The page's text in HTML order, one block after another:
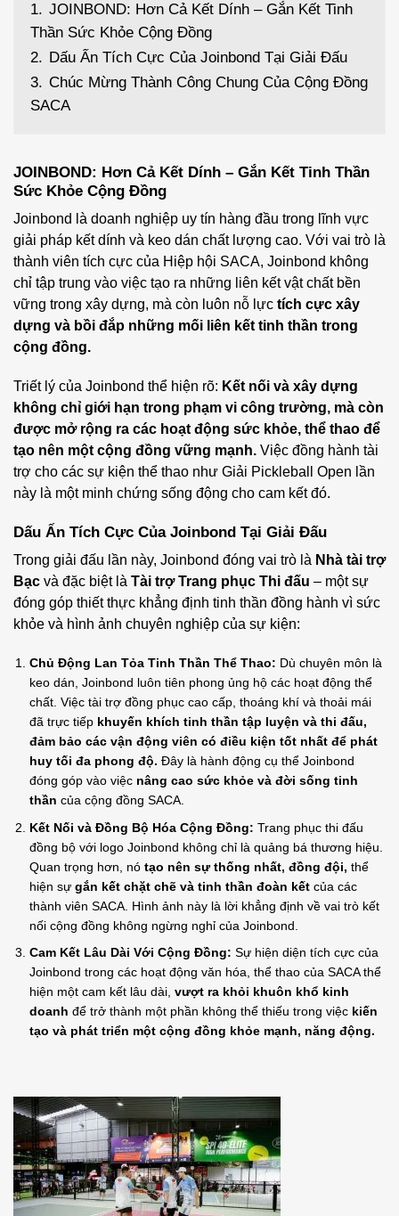
1. JOINBOND: Hơn Cả Kết Dính – Gắn Kết Tinh
Thần Sức Khỏe Cộng Đồng
2. Dấu Ấn Tích Cực Của Joinbond Tại Giải Đấu
3. Chúc Mừng Thành Công Chung Của Cộng Đồng
SACA
JOINBOND: Hơn Cả Kết Dính – Gắn Kết Tinh Thần
Sức Khỏe Cộng Đồng
Joinbond là doanh nghiệp uy tín hàng đầu trong lĩnh vực
giải pháp kết dính và keo dán chất lượng cao. Với vai trò là
thành viên tích cực của Hiệp hội SACA, Joinbond không
chỉ tập trung vào việc tạo ra những liên kết vật chất bền
vững trong xây dựng, mà còn luôn nỗ lực tích cực xây
dựng và bồi đắp những mối liên kết tinh thần trong
cộng đồng.
Triết lý của Joinbond thể hiện rõ: Kết nối và xây dựng
không chỉ giới hạn trong phạm vi công trường, mà còn
được mở rộng ra các hoạt động sức khỏe, thể thao để
tạo nên một cộng đồng vững mạnh. Việc đồng hành tài
trợ cho các sự kiện thể thao như Giải Pickleball Open lần
này là một minh chứng sống động cho cam kết đó.
Dấu Ấn Tích Cực Của Joinbond Tại Giải Đấu
Trong giải đấu lần này, Joinbond đóng vai trò là Nhà tài trợ
Bạc và đặc biệt là Tài trợ Trang phục Thi đấu – một sự
đóng góp thiết thực khẳng định tinh thần đồng hành vì sức
khỏe và hình ảnh chuyên nghiệp của sự kiện:
Chủ Động Lan Tỏa Tinh Thần Thể Thao: Dù chuyên môn là
keo dán, Joinbond luôn tiên phong ủng hộ các hoạt động thể
chất. Việc tài trợ đồng phục cao cấp, thoáng khí và thoải mái
đã trực tiếp khuyến khích tinh thần tập luyện và thi đấu,
đảm bảo các vận động viên có điều kiện tốt nhất để phát
huy tối đa phong độ. Đây là hành động cụ thể Joinbond
đóng góp vào việc nâng cao sức khỏe và đời sống tinh
thần của cộng đồng SACA.
Kết Nối và Đồng Bộ Hóa Cộng Đồng: Trang phục thi đấu
đồng bộ với logo Joinbond không chỉ là quảng bá thương hiệu.
Quan trọng hơn, nótạo nên sự thống nhất, đồng đội, thể
hiện sựgắn kết chặt chẽ và tinh thần đoàn kết của các
thành viên SACA. Hình ảnh này là lời khẳng định về vai trò kết
nối cộng đồng không ngừng nghỉ của Joinbond.
Cam Kết Lâu Dài Với Cộng Đồng: Sự hiện diện tích cực của
Joinbond trong các hoạt động văn hóa, thể thao của SACA thể
hiện một cam kết lâu dài,vượt ra khỏi khuôn khổ kinh
doanh để trở thành một phần không thể thiếu trong việc kiến
tạo và phát triển một cộng đồng khỏe mạnh, năng động.